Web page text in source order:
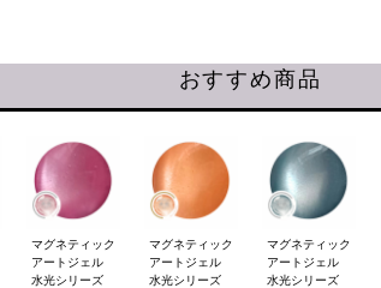
おすすめ商品
マグネティック
アートジェル
水光シリーズ
マグネティック
アートジェル
水光シリーズ
マグネティック
アートジェル
水光シリーズ